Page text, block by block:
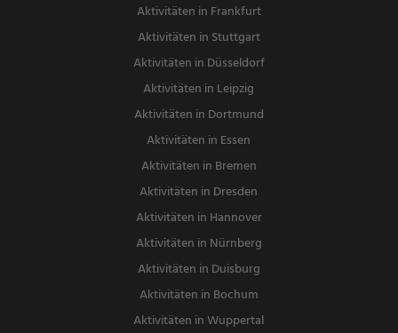
Aktivitäten in Frankfurt
Aktivitäten in Stuttgart
Aktivitäten in Düsseldorf
Aktivitäten in Leipzig
Aktivitäten in Dortmund
Aktivitäten in Essen
Aktivitäten in Bremen
Aktivitäten in Dresden
Aktivitäten in Hannover
Aktivitäten in Nürnberg
Aktivitäten in Duisburg
Aktivitäten in Bochum
Aktivitäten in Wuppertal